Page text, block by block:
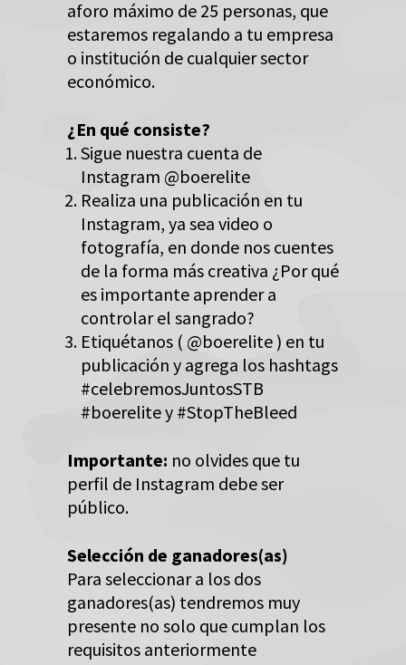
aforo máximo de 25 personas, que
estaremos regalando a tu empresa
o institución de cualquier sector
económico.
¿En qué consiste?
Sigue nuestra cuenta de
Instagram @boerelite
Realiza una publicación en tu
Instagram, ya sea video o
fotografía, en donde nos cuentes
de la forma más creativa ¿Por qué
es importante aprender a
controlar el sangrado?
Etiquétanos ( @boerelite ) en tu
publicación y agrega los hashtags
#celebremosJuntosSTB
#boerelite y #StopTheBleed
Importante: no olvides que tu
perfil de Instagram debe ser
público.
Selección de ganadores(as)
Para seleccionar a los dos
ganadores(as) tendremos muy
presente no solo que cumplan los
requisitos anteriormente